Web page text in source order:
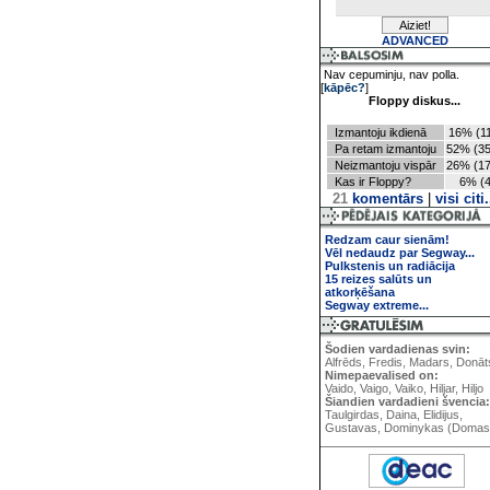
ADVANCED
Nav cepuminju, nav polla.
[kāpēc?]
Floppy diskus...
Izmantoju ikdienā
16%
Pa retam izmantoju
52%
Neizmantoju vispār
26%
Kas ir Floppy?
6%
21komentārs| visi
Redzam caur sienām!
Vēl nedaudz par Segway...
Pulkstenis un radiācija
15 reizes salūts un
atkorķēšana
Segway extreme...
Šodien vardadienas svin:
Alfrēds, Fredis, Madars,
Nimepaevalised on:
Vaido, Vaigo, Vaiko, Hiljar, Hiljo
Šiandien vardadieni švencia:
Taulgirdas, Daina, Elidijus,
Gustavas, Dominykas